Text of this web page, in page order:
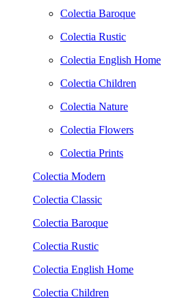
Colectia Baroque
Colectia Rustic
Colectia English Home
Colectia Children
Colectia Nature
Colectia Flowers
Colectia Prints
Colectia Modern
Colectia Classic
Colectia Baroque
Colectia Rustic
Colectia English Home
Colectia Children